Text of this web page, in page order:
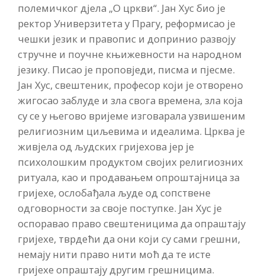
полемичког дјела „О цркви“. Јан Хус био је
ректор Универзитета у Прагу, реформисао је
чешки језик и правопис и допринио развоју
стручне и поучне књижевности на народном
језику. Писао је проповједи, писма и пјесме.
Јан Хус, свештеник, професор који је отворено
жигосао заблуде и зла свога времена, зла која
су се у његово вријеме изговарала узвишеним
религиозним циљевима и идеалима. Црква је
живјела од људских гријехова јер је
психолошким продуктом својих религиозних
ритуала, као и продавањем опроштајница за
гријехе, ослобађала људе од сопствене
одговорности за своје поступке. Јан Хус је
оспоравао право свештеницима да опраштају
гријехе, тврдећи да они који су сами грешни,
немају нити право нити моћ да те исте
гријехе опраштају другим грешницима.